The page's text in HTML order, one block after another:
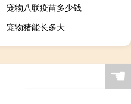
宠物八联疫苗多少钱
宠物猪能长多大
☚